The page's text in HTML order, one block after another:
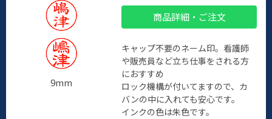
9mm
商品詳細・ご注文
キャップ不要のネーム印。看護師
や販売員など立ち仕事をされる方
におすすめ
ロック機構が付いてますので、カ
バンの中に入れても安心です。
インクの色は朱色です。